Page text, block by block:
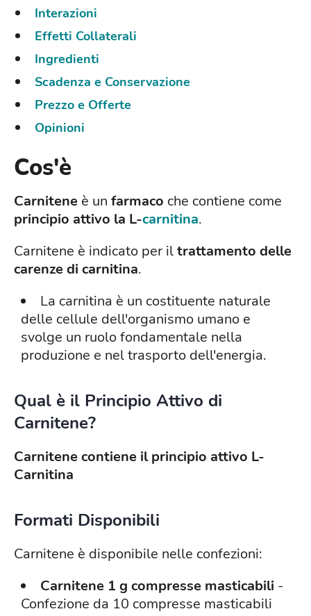
Interazioni
Effetti Collaterali
Ingredienti
Scadenza e Conservazione
Prezzo e Offerte
Opinioni
Cos'è
Carnitene è un farmaco che contiene come
principio attivo la L-carnitina.
Carnitene è indicato per iltrattamento delle
carenze di carnitina.
La carnitina è un costituente naturale
delle cellule dell'organismo umano e
svolge un ruolo fondamentale nella
produzione e nel trasporto dell'energia.
Qual è il Principio Attivo di
Carnitene?
Carnitene contiene il principio attivo L-
Carnitina
Formati Disponibili
Carnitene è disponibile nelle confezioni:
Carnitene 1 g compresse masticabili -
Confezione da 10 compresse masticabili